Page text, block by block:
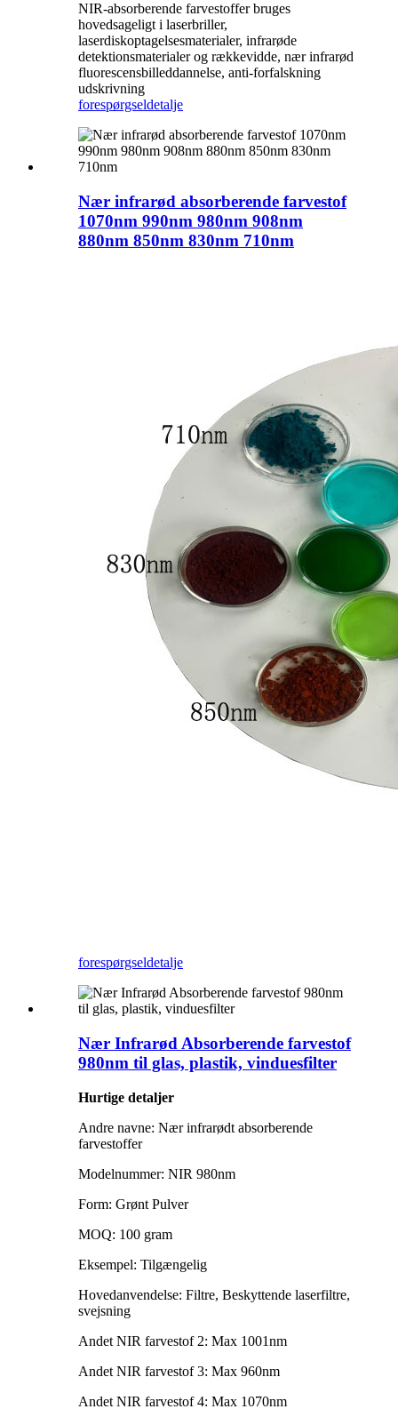
NIR-absorberende farvestoffer bruges
hovedsageligt i laserbriller,
laserdiskoptagelsesmaterialer, infrarøde
detektionsmaterialer og rækkevidde, nær infrarød
fluorescensbilleddannelse, anti-forfalskning
udskrivning
forespørgseldetalje
Nær infrarød absorberende farvestof
1070nm 990nm 980nm 908nm
880nm 850nm 830nm 710nm
forespørgseldetalje
Nær Infrarød Absorberende farvestof
980nm til glas, plastik, vinduesfilter
Hurtige detaljer
Andre navne: Nær infrarødt absorberende
farvestoffer
Modelnummer: NIR 980nm
Form: Grønt Pulver
MOQ: 100 gram
Eksempel: Tilgængelig
Hovedanvendelse: Filtre, Beskyttende laserfiltre,
svejsning
Andet NIR farvestof 2: Max 1001nm
Andet NIR farvestof 3: Max 960nm
Andet NIR farvestof 4: Max 1070nm